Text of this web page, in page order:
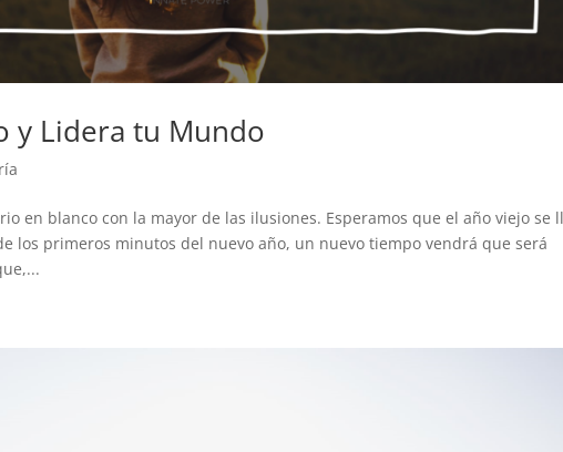
y Lidera tu Mundo
en blanco con la mayor de las ilusiones. Esperamos que el año viejo se
los primeros minutos del nuevo año, un nuevo tiempo vendrá que será